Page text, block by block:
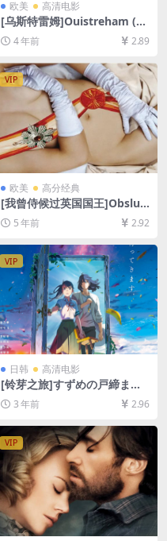
欧美 高清电影
[乌斯特雷姆]Ouistreham (20
21)[百度网盘+迅雷云盘资源1
080P超清未删减][MP4/6GB]
[中文字幕]
4 年前 2.89
VIP
欧美 高分经典
[我曾侍候过英国国王]Obsluh
oval jsem anglického krále
(2006)[百度网盘+迅雷云盘资
8GB][原声中字]
5 年前 2.92
VIP
日韩 高清电影
[铃芽之旅]すずめの戸締まり
(2022)[百度网盘+迅雷云盘资
源1080P超清未删减][MP4/7
GB][日语中字]
3 年前 2.96
VIP